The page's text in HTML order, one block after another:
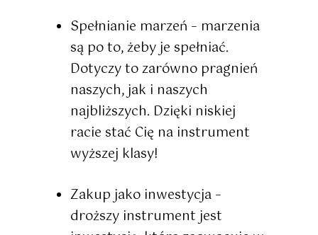
Spełnianie marzeń – marzenia
są po to, żeby je spełniać.
Dotyczy to zarówno pragnień
naszych, jak i naszych
najbliższych. Dzięki niskiej
racie stać Cię na instrument
wyższej klasy!
Zakup jako inwestycja –
droższy instrument jest